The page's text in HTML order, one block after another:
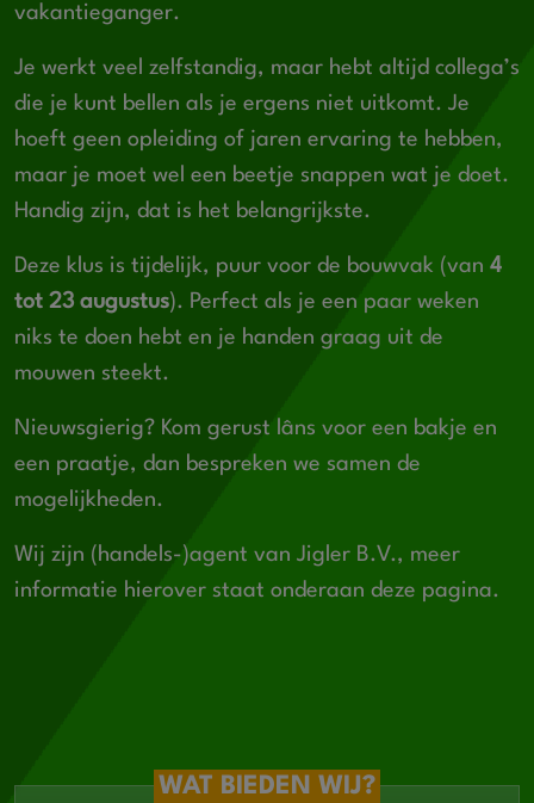
vakantieganger.
Je werkt veel zelfstandig, maar hebt altijd collega’s
die je kunt bellen als je ergens niet uitkomt. Je
hoeft geen opleiding of jaren ervaring te hebben,
maar je moet wel een beetje snappen wat je doet.
Handig zijn, dat is het belangrijkste.
Deze klus is tijdelijk, puur voor de bouwvak (van 4
tot 23 augustus). Perfect als je een paar weken
niks te doen hebt en je handen graag uit de
mouwen steekt.
Nieuwsgierig? Kom gerust lâns voor een bakje en
een praatje, dan bespreken we samen de
mogelijkheden.
Wij zijn (handels-)agent van Jigler B.V., meer
informatie hierover staat onderaan deze pagina.
WAT BIEDEN WIJ?